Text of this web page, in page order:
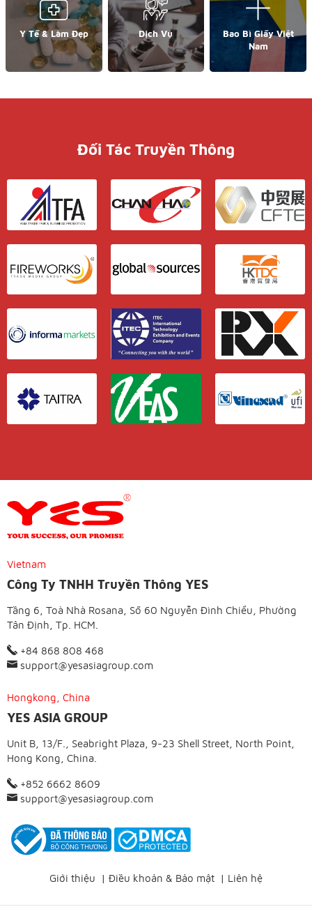
Y Tế & Làm Đẹp Dịch Vụ
Bao Bì Giấy Việt
Nam
Đối Tác Truyền Thông
Vietnam
Công Ty TNHH Truyền Thông YES
Tầng 6, Toà Nhà Rosana, Số 60 Nguyễn Đình Chiểu, Phường
Tân Định, Tp. HCM.
+84 868 808 468
support@yesasiagroup.com
Hongkong, China
YES ASIA GROUP
Unit B, 13/F., Seabright Plaza, 9-23 Shell Street, North Point,
Hong Kong, China.
+852 6662 8609
support@yesasiagroup.com
Giới thiệu | Điều khoản & Bảo mật | Liên hệ